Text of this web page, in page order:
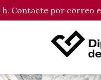
h. Contacte por